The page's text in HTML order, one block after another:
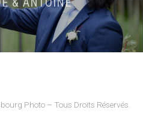
Photo – Tous Droits Réservés.